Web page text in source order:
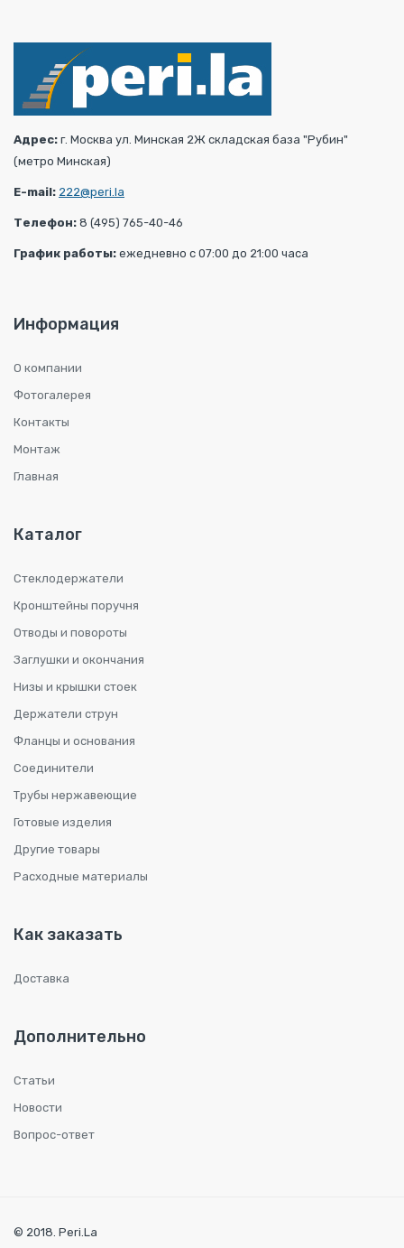
Адрес: г. Москва ул. Минская 2Ж складская база "Рубин"
(метро Минская)
E-mail: 222@peri.la
Телефон: 8 (495) 765-40-46
График работы: ежедневно с 07:00 до 21:00 часа
Информация
О компании
Фотогалерея
Контакты
Монтаж
Главная
Каталог
Стеклодержатели
Кронштейны поручня
Отводы и повороты
Заглушки и окончания
Низы и крышки стоек
Держатели струн
Фланцы и основания
Соединители
Трубы нержавеющие
Готовые изделия
Другие товары
Расходные материалы
Как заказать
Доставка
Дополнительно
Статьи
Новости
Вопрос-ответ
© 2018. Peri.La